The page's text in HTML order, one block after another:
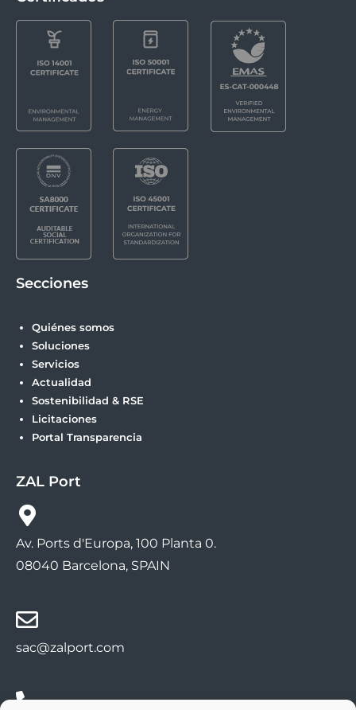
Secciones
Quiénes somos
Soluciones
Servicios
Actualidad
Sostenibilidad & RSE
Licitaciones
Portal Transparencia
ZAL Port
Av. Ports d'Europa, 100 Planta 0.
08040 Barcelona, SPAIN
sac@zalport.com